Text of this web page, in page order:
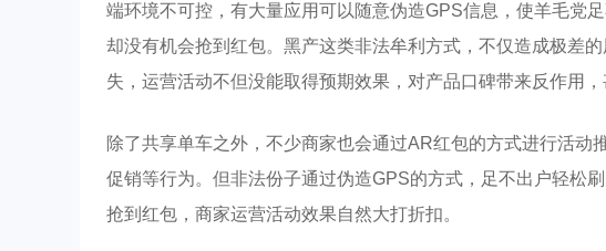
端环境不可控，有大量应用可以随意伪造GPS信息，使羊毛党
却没有机会抢到红包。黑产这类非法牟利方式，不仅造成极差
失，运营活动不但没能取得预期效果，对产品口碑带来反作用，
除了共享单车之外，不少商家也会通过AR红包的方式进行活动
促销等行为。但非法份子通过伪造GPS的方式，足不出户轻松
抢到红包，商家运营活动效果自然大打折扣。